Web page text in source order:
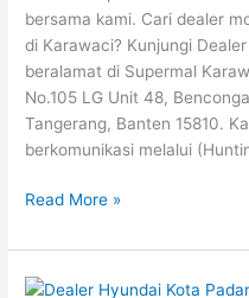
bersama kami. Cari dealer
di Karawaci? Kunjungi
beralamat di Supermal
No.105 LG Unit 48,
Tangerang, Banten 15810.
berkomunikasi melalui
Read More »
Promo